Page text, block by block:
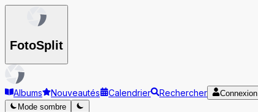
FotoSplit
Albums Nouveautés Calendrier Rechercher
Connexion
Mode sombre